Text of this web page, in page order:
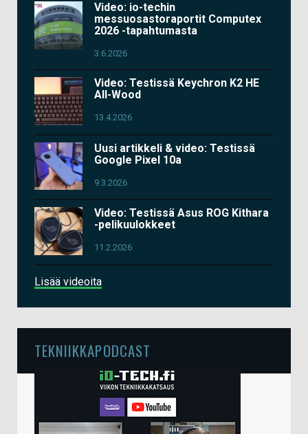
Video: io-techin
messuosastoraportit Computex
2026 -tapahtumasta
3.6.2026
Video: Testissä Keychron K2 HE
All-Wood
13.4.2026
Uusi artikkeli & video: Testissä
Google Pixel 10a
9.3.2026
Video: Testissä Asus ROG Kithara
-pelikuulokkeet
11.2.2026
Lisää videoita
TEKNIIKKAPODCAST